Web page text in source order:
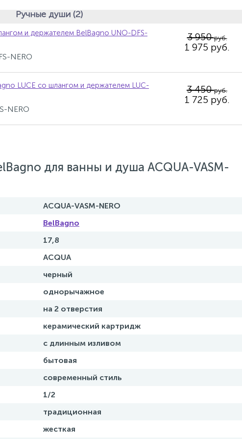
Ручные души (2)
и держателем BelBagno UNO-DFS-
NERO
3 950руб.
1 975 руб.
LUCE со шлангом и держателем LUC-
NERO
3 450руб.
1 725 руб.
для ванны и душа ACQUA-VASM-
ACQUA-VASM-NERO
BelBagno
17,8
ACQUA
черный
однорычажное
на 2 отверстия
керамический картридж
с длинным изливом
бытовая
современный стиль
1/2
традиционная
жесткая